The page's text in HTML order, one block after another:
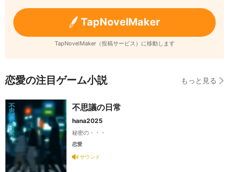
TapNovelMaker
TapNovelMaker（投稿サービス）に移動します
恋愛の注目ゲーム小説 もっと見る
不思議の日常
hana2025
秘密の・・・
恋愛
サウンド